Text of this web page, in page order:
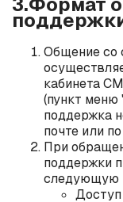
Общение со
кабинета
(пункт меню '
поддержка
почте или
При
поддержки
следующую